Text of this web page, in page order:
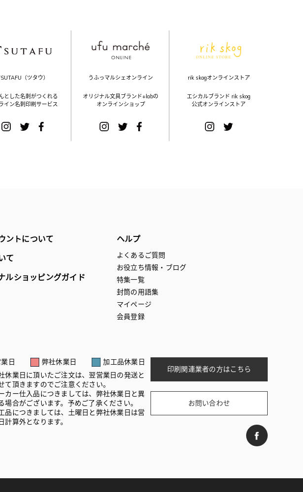
（ツタウ）
とした名刺がつくれる
イン名刺印刷サービス
うふっマルシェオンライン
オリジナル文具ブランド+labの
オンラインショップ
rik skogオンラインストア
エシカルブランド rik skog
公式オンラインストア
ントについて
て
ルショッピングガイド
ヘルプ
よくあるご質問
お役立ち情報・ブログ
特集一覧
封筒の用語集
マイページ
会員登録
日 弊社休業日
加工品休業日
休業日に頂いたご注文は、翌営業日の発送と
て頂きますのでご注意ください。
カー仕入品につきましては、弊社休業日と異
場合がございます。予めご了承ください。
品につきましては、土曜日と弊社休業日は営
計算外となります。
印刷関連業者の方はこちら
お問い合わせ